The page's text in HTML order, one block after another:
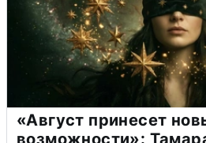
«Август принесет
возможности»: